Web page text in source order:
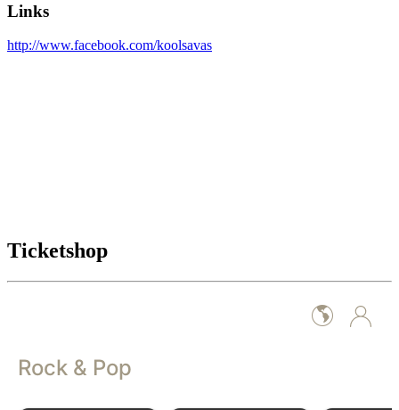
Links
http://www.facebook.com/koolsavas
Ticketshop